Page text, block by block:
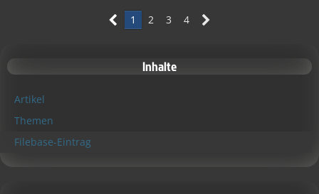
1 2 3 4
Inhalte
Artikel
Themen
Filebase-Eintrag